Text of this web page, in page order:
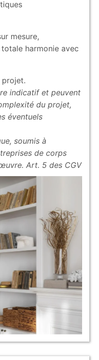
mesure,
harmonie avec
projet.
indicatif et peuvent
du projet,
éventuels
soumis à
de corps
Art. 5 des CGV